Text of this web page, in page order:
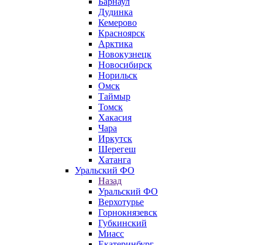
Дудинка
Кемерово
Красноярск
Арктика
Новокузнецк
Новосибирск
Норильск
Омск
Таймыр
Томск
Хакасия
Чара
Иркутск
Шерегеш
Хатанга
Уральский ФО
Назад
Уральский ФО
Верхотурье
Горнокнязевск
Губкинский
Миасс